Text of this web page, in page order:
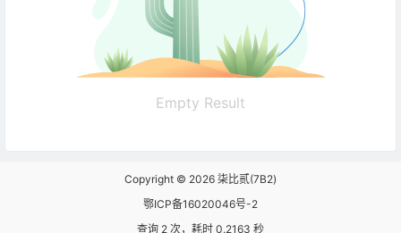
Empty Result
Copyright © 2026 柒比贰(7B2)
鄂ICP备16020046号-2
查询 2 次，耗时 0.2163 秒